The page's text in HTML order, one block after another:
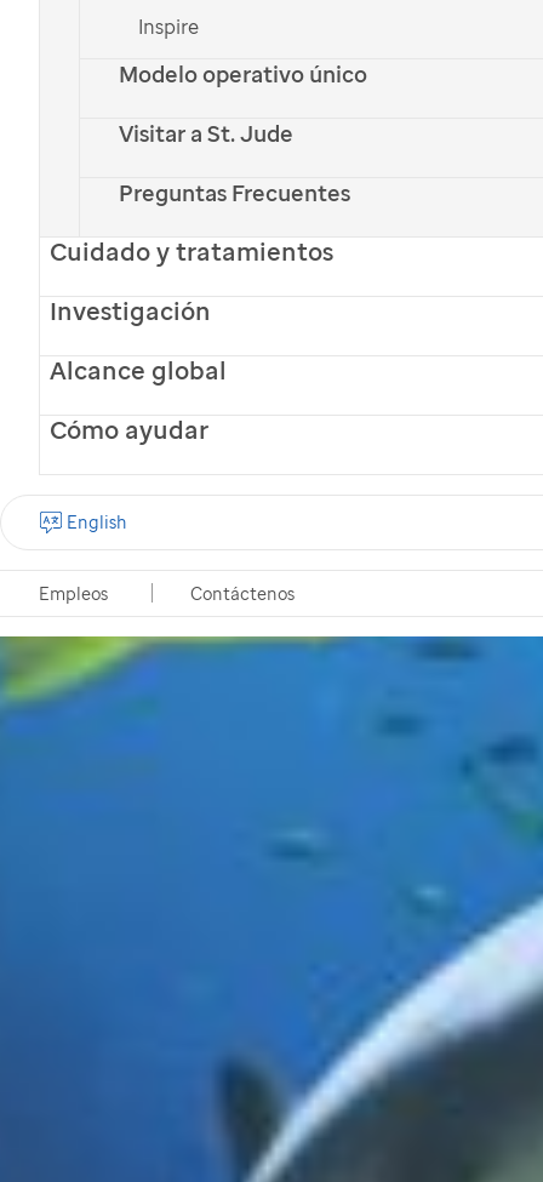
Inspire
Modelo operativo único
Visitar a St. Jude
Preguntas Frecuentes
Cuidado y tratamientos
Investigación
Alcance global
Cómo ayudar
Empleos Contáctenos
English